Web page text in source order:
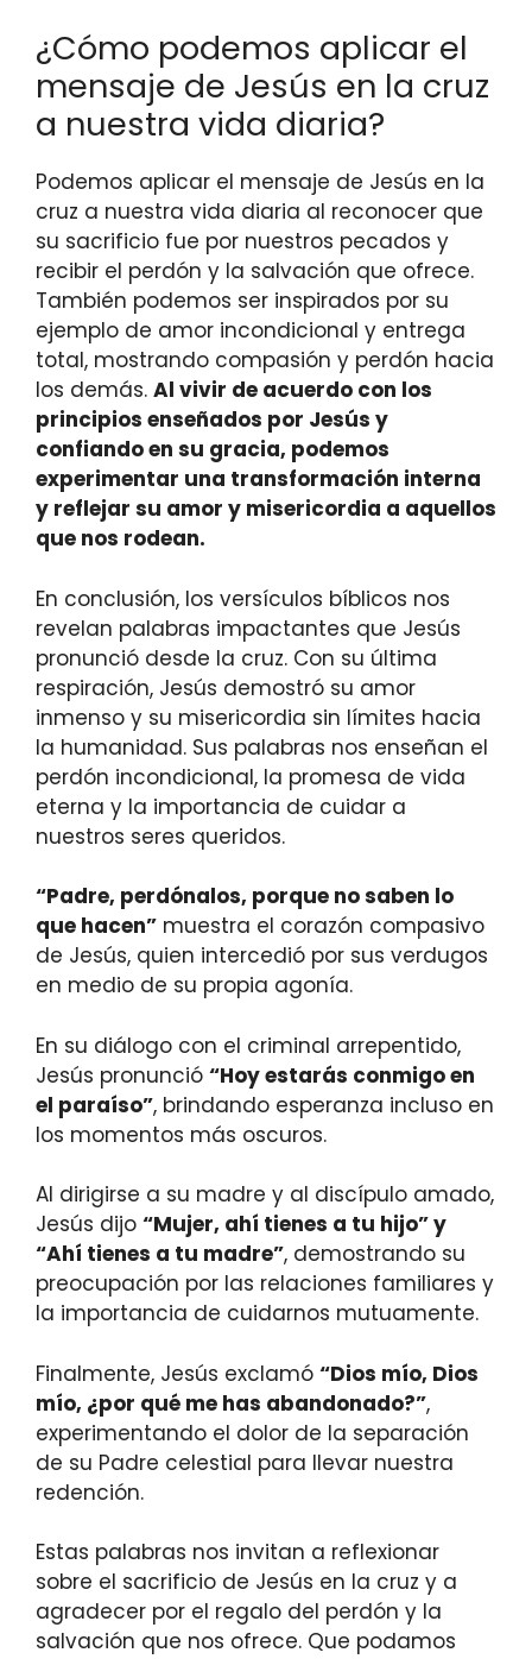
¿Cómo podemos aplicar el
mensaje de Jesús en la cruz
a nuestra vida diaria?
Podemos aplicar el mensaje de Jesús en la
cruz a nuestra vida diaria al reconocer que
su sacrificio fue por nuestros pecados y
recibir el perdón y la salvación que ofrece.
También podemos ser inspirados por su
ejemplo de amor incondicional y entrega
total, mostrando compasión y perdón hacia
los demás. Al vivir de acuerdo con los
principios enseñados por Jesús y
confiando en su gracia, podemos
experimentar una transformación interna
y reflejar su amor y misericordia a aquellos
que nos rodean.
En conclusión, los versículos bíblicos nos
revelan palabras impactantes que Jesús
pronunció desde la cruz. Con su última
respiración, Jesús demostró su amor
inmenso y su misericordia sin límites hacia
la humanidad. Sus palabras nos enseñan el
perdón incondicional, la promesa de vida
eterna y la importancia de cuidar a
nuestros seres queridos.
“Padre, perdónalos, porque no saben lo
que hacen” muestra el corazón compasivo
de Jesús, quien intercedió por sus verdugos
en medio de su propia agonía.
En su diálogo con el criminal arrepentido,
Jesús pronunció “Hoy estarás conmigo en
el paraíso”, brindando esperanza incluso en
los momentos más oscuros.
Al dirigirse a su madre y al discípulo amado,
Jesús dijo “Mujer, ahí tienes a tu hijo” y
“Ahí tienes a tu madre”, demostrando su
preocupación por las relaciones familiares y
la importancia de cuidarnos mutuamente.
Finalmente, Jesús exclamó “Dios mío, Dios
mío, ¿por qué me has abandonado?”,
experimentando el dolor de la separación
de su Padre celestial para llevar nuestra
redención.
Estas palabras nos invitan a reflexionar
sobre el sacrificio de Jesús en la cruz y a
agradecer por el regalo del perdón y la
salvación que nos ofrece. Que podamos